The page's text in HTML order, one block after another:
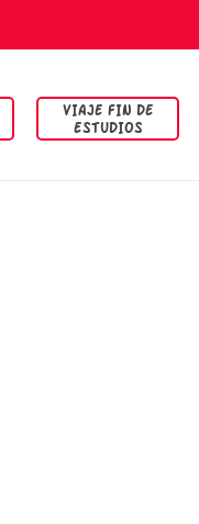
VIAJE FIN DE
ESTUDIOS